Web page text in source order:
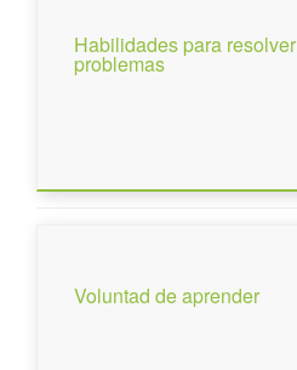
Habilidades para resolver
problemas
Voluntad de aprender